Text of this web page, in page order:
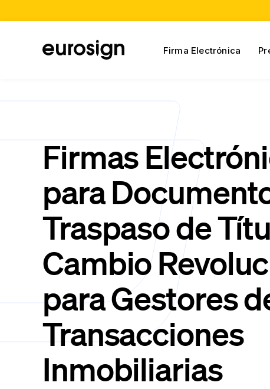
Firma Electrónica
Firmas
para
Traspaso de
Cambio
para Gestores
Transacciones
Inmobiliarias